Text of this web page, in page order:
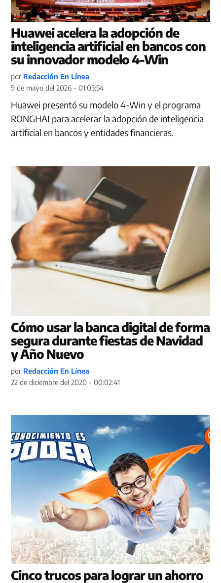
Huawei acelera la adopción de
inteligencia artificial en bancos con
su innovador modelo 4-Win
por Redacción En Línea
9 de mayo del 2026 - 01:03:54
Huawei presentó su modelo 4-Win y el programa
RONGHAI para acelerar la adopción de inteligencia
artificial en bancos y entidades financieras.
Cómo usar la banca digital de forma
segura durante fiestas de Navidad
y Año Nuevo
por Redacción En Línea
22 de diciembre del 2020 - 00:02:41
Cinco trucos para lograr un ahorro